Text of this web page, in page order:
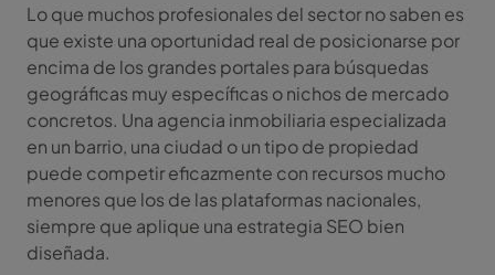
Lo que muchos profesionales del sector no saben es
que existe una oportunidad real de posicionarse por
encima de los grandes portales para búsquedas
geográficas muy específicas o nichos de mercado
concretos. Una agencia inmobiliaria especializada
en un barrio, una ciudad o un tipo de propiedad
puede competir eficazmente con recursos mucho
menores que los de las plataformas nacionales,
siempre que aplique una estrategia SEO bien
diseñada.